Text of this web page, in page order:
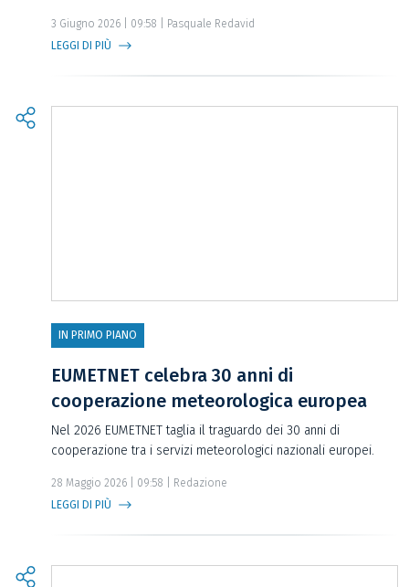
3 Giugno 2026 | 09:58 | Pasquale Redavid
LEGGI DI PIÙ
IN PRIMO PIANO
EUMETNET celebra 30 anni di
cooperazione meteorologica europea
Nel 2026 EUMETNET taglia il traguardo dei 30 anni di
cooperazione tra i servizi meteorologici nazionali europei.
28 Maggio 2026 | 09:58 | Redazione
LEGGI DI PIÙ